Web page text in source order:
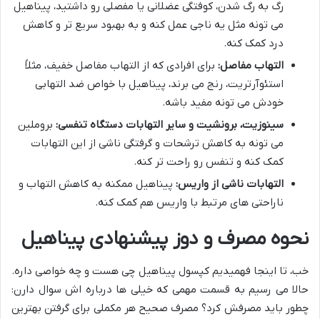
رگ به رگ شدن، کوفتگی عضلانی یا مفصلی رو داشتید، پیناهیل
می تونه مثل یه ناجی عمل کنه و به بهبود سریع تر و کاهش
درد کمک کنه.
التهاب مفاصل: برای افرادی که از التهاب مفاصل خفیف، مثلاً
استئوآرتریت، رنج می برند، پیناهیل با خواص ضد التهابی
خودش می تونه مفید باشه.
سینوزیت، برونشیت و سایر التهابات دستگاه تنفسی: بروملین
می تونه به کاهش ترشحات و گرفتگی ناشی از این التهابات
کمک کنه و تنفس رو راحت تر کنه.
التهابات ناشی از واریس: پیناهیل ممکنه به کاهش التهاب و
ناراحتی های مرتبط با واریس هم کمک کنه.
نحوه مصرف و دوز پیشنهادی پیناهیل
خب، تا اینجا فهمیدیم کپسول پیناهیل چی هست و چه خواصی داره.
حالا می رسیم به قسمت مهمی که خیلی ها درباره اش سوال دارن:
چطور باید مصرفش کرد؟ مصرف صحیح هر مکملی برای گرفتن بهترین